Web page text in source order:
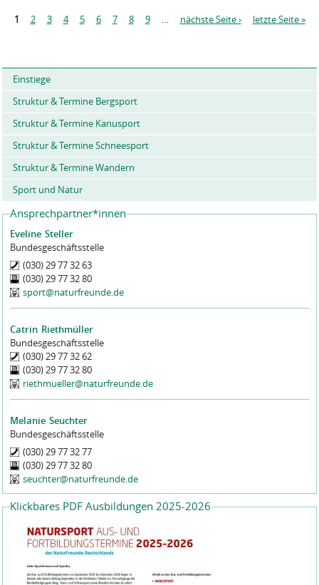
n
1 2 3 4 5 6 7 8 9 … nächste Seite › letzte Seite »
Einstiege
Struktur & Termine Bergsport
Struktur & Termine Kanusport
Struktur & Termine Schneesport
Struktur & Termine Wandern
Sport und Natur
Ansprechpartner*innen
Eveline Steller
Bundesgeschäftsstelle
(030) 29 77 32 63
(030) 29 77 32 80
sport@naturfreunde.de
Catrin Riethmüller
Bundesgeschäftsstelle
(030) 29 77 32 62
(030) 29 77 32 80
riethmueller@naturfreunde.de
Melanie Seuchter
Bundesgeschäftsstelle
(030) 29 77 32 77
(030) 29 77 32 80
seuchter@naturfreunde.de
Klickbares PDF Ausbildungen 2025-2026